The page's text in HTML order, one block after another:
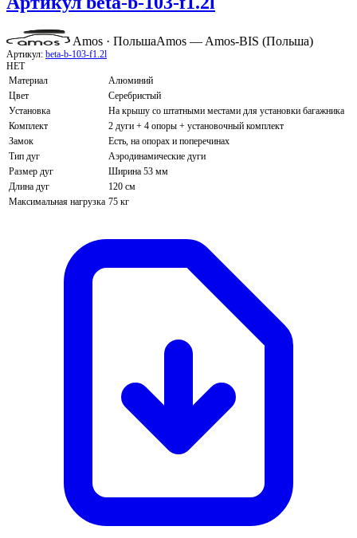
Amos · ПольшаAmos — Amos-BIS (Польша)
Артикул: beta-b-103-f1.2l
НЕТ
Материал
Алюминий
Цвет
Серебристый
Установка
На крышу со штатными местами для установки багажника
Комплект
2 дуги + 4 опоры + установочный комплект
Замок
Есть, на опорах и поперечинах
Тип дуг
Аэродинамические дуги
Размер дуг
Ширина 53 мм
Длина дуг
120 см
Максимальная нагрузка 75 кг